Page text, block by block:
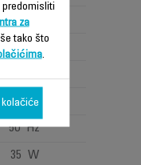
& Crvena
50 Hz
35 W
predomisliti
za
tako što
.
kolačiće